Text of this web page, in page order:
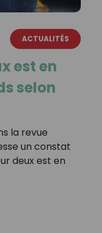
ACTUALITÉS
est en
selon
la revue
un constat
deux est en